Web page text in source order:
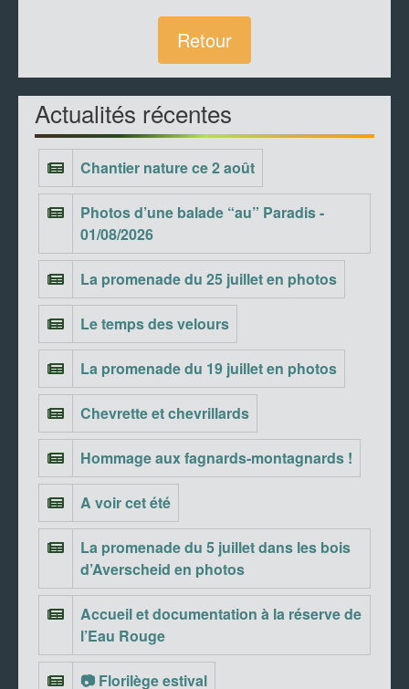
Retour
Actualités récentes
Chantier nature ce 2 août
Photos d’une balade “au” Paradis -
01/08/2026
La promenade du 25 juillet en photos
Le temps des velours
La promenade du 19 juillet en photos
Chevrette et chevrillards
Hommage aux fagnards-montagnards !
A voir cet été
La promenade du 5 juillet dans les bois
d’Averscheid en photos
Accueil et documentation à la réserve de
l’Eau Rouge
📷 Florilège estival